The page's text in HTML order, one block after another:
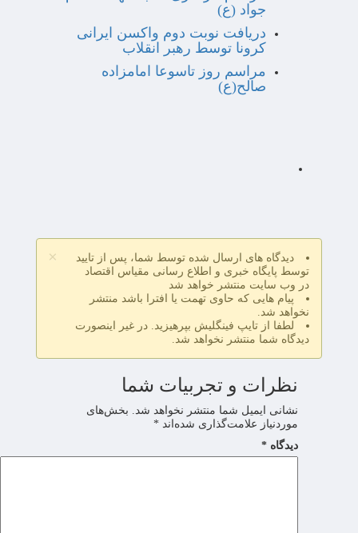
جواد (ع)
دریافت نوبت دوم واکسن ایرانی
کرونا توسط رهبر انقلاب
مراسم روز تاسوعا امامزاده
صالح(ع)
×
دیدگاه های ارسال شده توسط شما، پس از تایید
توسط پایگاه خبری و اطلاع رسانی مقیاس اقتصاد
در وب سایت منتشر خواهد شد
پیام هایی که حاوی تهمت یا افترا باشد منتشر
نخواهد شد.
لطفا از تایپ فینگلیش بپرهیزید. در غیر اینصورت
دیدگاه شما منتشر نخواهد شد.
نظرات و تجربیات شما
نشانی ایمیل شما منتشر نخواهد شد. بخش‌های
موردنیاز علامت‌گذاری شده‌اند *
دیدگاه *